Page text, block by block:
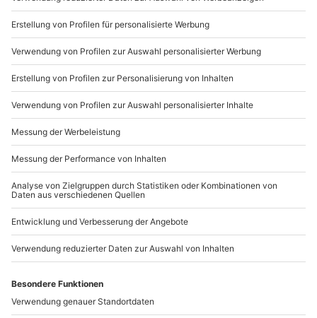
www.b2b.mydays.de/
Artikelnummer:61098
Andere Produkte entdecken
Day Spa Bad Gögging
Bad Gögging
Beauty-Anwendung in